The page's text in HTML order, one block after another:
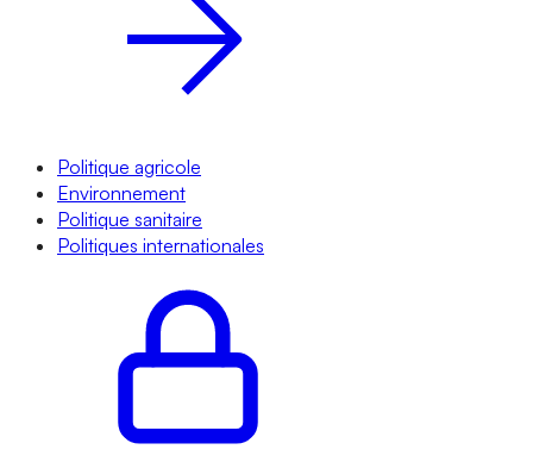
Politique agricole
Environnement
Politique sanitaire
Politiques internationales